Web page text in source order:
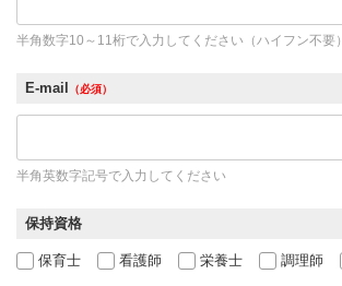
半角数字10～11桁で入力してください（ハイフン不要）
E-mail （必須）
半角英数字記号で入力してください
保持資格
保育士 看護師 栄養士 調理師